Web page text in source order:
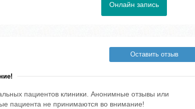
Онлайн запись
Оставить отзыв
пациентов клиники. Анонимные отзывы или
пациента не принимаются во внимание!